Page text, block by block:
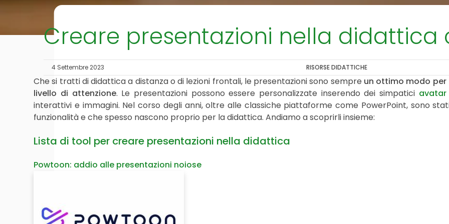
Creare presentazioni nella
4 Settembre 2023 RISORSE DIDATTICHE
Che si tratti di didattica a distanza o di lezioni frontali, le presentazioni sono sempre un ottimo modo per
livello di attenzione. Le presentazioni possono essere personalizzate inserendo dei simpatici avatar
interattivi e immagini. Nel corso degli anni, oltre alle classiche piattaforme come PowerPoint, sono
funzionalità e che spesso nascono proprio per la didattica. Andiamo a scoprirli insieme:
Lista di tool per creare presentazioni nella didattica
Powtoon: addio alle presentazioni noiose